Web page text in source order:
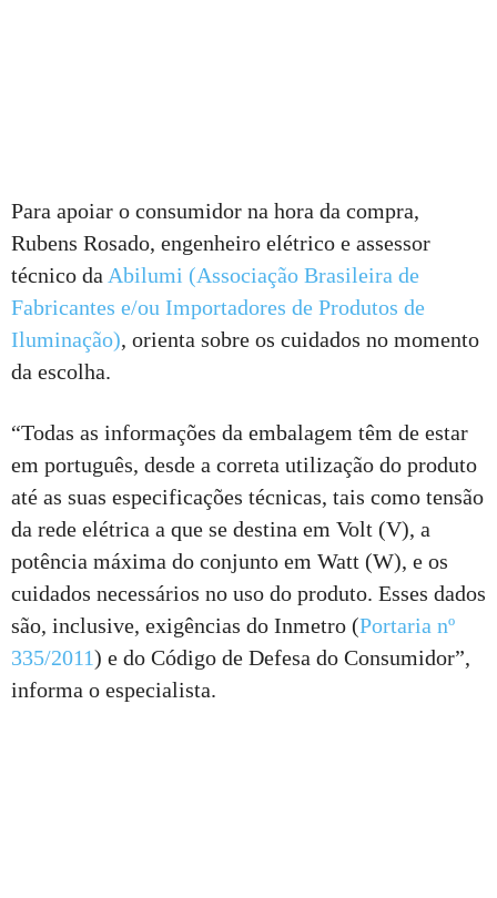
Para apoiar o consumidor na hora da compra,
Rubens Rosado, engenheiro elétrico e assessor
técnico da Abilumi (Associação Brasileira de
Fabricantes e/ou Importadores de Produtos de
Iluminação), orienta sobre os cuidados no momento
da escolha.
“Todas as informações da embalagem têm de estar
em português, desde a correta utilização do produto
até as suas especificações técnicas, tais como tensão
da rede elétrica a que se destina em Volt (V), a
potência máxima do conjunto em Watt (W), e os
cuidados necessários no uso do produto. Esses dados
são, inclusive, exigências do Inmetro (Portaria nº
335/2011) e do Código de Defesa do Consumidor”,
informa o especialista.